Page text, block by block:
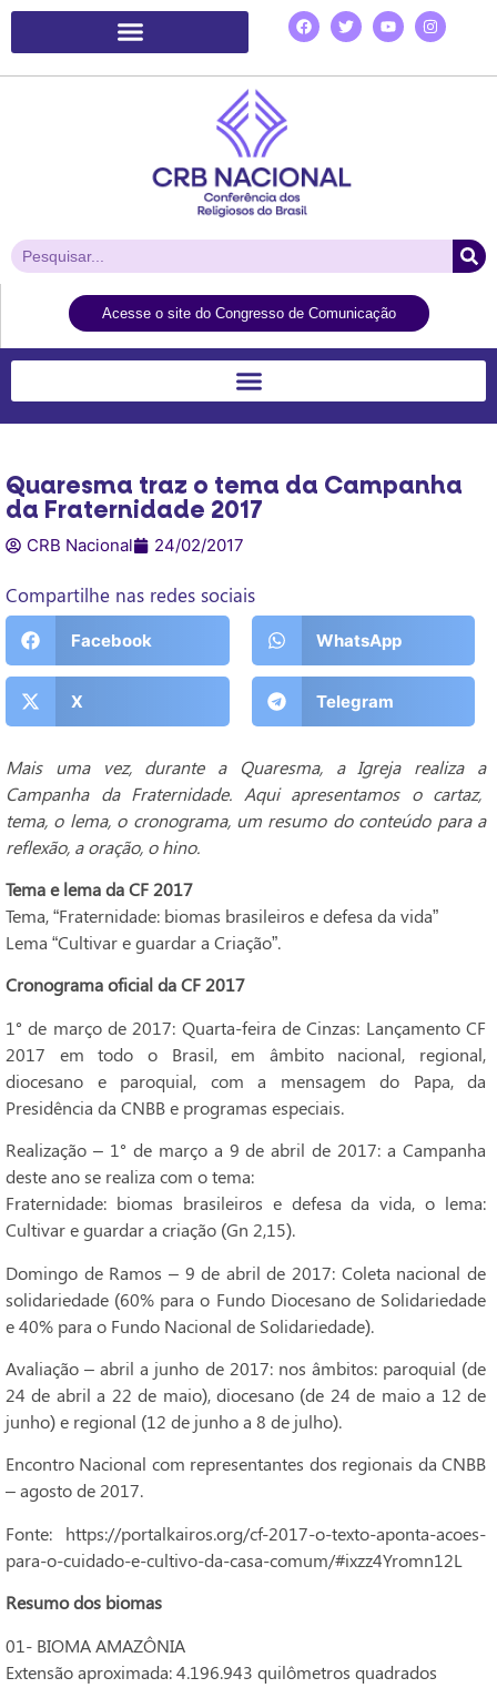
Acesse o site do Congresso de Comunicação
Quaresma traz o tema da Campanha
da Fraternidade 2017
CRB Nacional 24/02/2017
Compartilhe nas redes sociais
Facebook WhatsApp
X Telegram
Mais uma vez, durante a Quaresma, a Igreja realiza a
Campanha da Fraternidade. Aqui apresentamos o cartaz,
tema, o lema, o cronograma, um resumo do conteúdo para a
reflexão, a oração, o hino.
Tema e lema da CF 2017
Tema, “Fraternidade: biomas brasileiros e defesa da vida”
Lema “Cultivar e guardar a Criação”.
Cronograma oficial da CF 2017
1° de março de 2017: Quarta-feira de Cinzas: Lançamento CF
2017 em todo o Brasil, em âmbito nacional, regional,
diocesano e paroquial, com a mensagem do Papa, da
Presidência da CNBB e programas especiais.
Realização – 1° de março a 9 de abril de 2017: a Campanha
deste ano se realiza com o tema:
Fraternidade: biomas brasileiros e defesa da vida, o lema:
Cultivar e guardar a criação (Gn 2,15).
Domingo de Ramos – 9 de abril de 2017: Coleta nacional de
solidariedade (60% para o Fundo Diocesano de Solidariedade
e 40% para o Fundo Nacional de Solidariedade).
Avaliação – abril a junho de 2017: nos âmbitos: paroquial (de
24 de abril a 22 de maio), diocesano (de 24 de maio a 12 de
junho) e regional (12 de junho a 8 de julho).
Encontro Nacional com representantes dos regionais da CNBB
– agosto de 2017.
Fonte: https://portalkairos.org/cf-2017-o-texto-aponta-acoes-
para-o-cuidado-e-cultivo-da-casa-comum/#ixzz4Yromn12L
Resumo dos biomas
01- BIOMA AMAZÔNIA
Extensão aproximada: 4.196.943 quilômetros quadrados